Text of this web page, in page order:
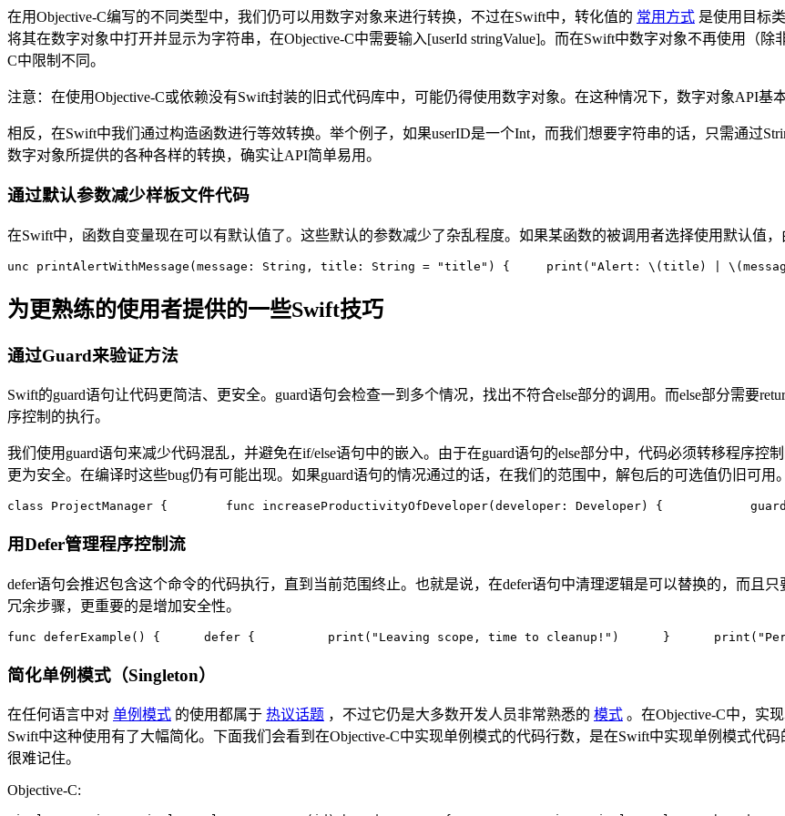
在用Objective-C编写的不同类型中，我们仍可以用数字对象来进行转换，不过在Swift中，转化值的 常用方式 是使用目标
将其在数字对象中打开并显示为字符串，在Objective-C中需要输入[userId stringValue]。而在Swift中数字对象不再使用（
C中限制不同。
注意：在使用Objective-C或依赖没有Swift封装的旧式代码库中，可能仍得使用数字对象。在这种情况下，数字对象API基
相反，在Swift中我们通过构造函数进行等效转换。举个例子，如果userID是一个Int，而我们想要字符串的话，只需通过
数字对象所提供的各种各样的转换，确实让API简单易用。
通过默认参数减少样板文件代码
在Swift中，函数自变量现在可以有默认值了。这些默认的参数减少了杂乱程度。如果某函数的被调用者选择使用默认值
unc printAlertWithMessage(message: String, title: String = "title") { print( "Alert: \(title) |
为更熟练的使用者提供的一些Swift技巧
通过Guard来验证方法
Swift的guard语句让代码更简洁、更安全。guard语句会检查一到多个情况，找出不符合else部分的调用。而else部分需要
序控制的执行。
我们使用guard语句来减少代码混乱，并避免在if/else语句中的嵌入。由于在guard语句的else部分中，代码必须转移程序
更为安全。在编译时这些bug仍有可能出现。如果guard语句的情况通过的话，在我们的范围中，解包后的可选值仍旧可用。
class ProjectManager {        func increaseProductivityOfDeveloper( developer: Developer) {
用Defer管理程序控制流
defer语句会推迟包含这个命令的代码执行，直到当前范围终止。也就是说，在defer语句中清理逻辑是可以替换的，而且
冗余步骤，更重要的是增加安全性。
func deferExample() { defer { print( "Leaving scope, time to cleanup!")      } print(
简化单例模式（Singleton）
在任何语言中对 单例模式 的使用都属于 热议话题 ，不过它仍是大多数开发人员非常熟悉的 模式 。在Objective-C中，实
Swift中这种使用有了大幅简化。下面我们会看到在Objective-C中实现单例模式的代码行数，是在Swift中实现单例模式代
很难记住。
Objective-C: